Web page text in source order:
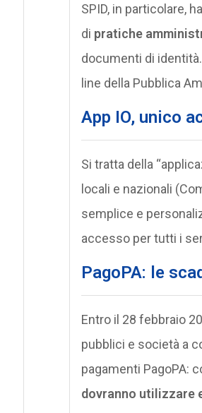
SPID, in particolare,
di pratiche
documenti di
line della Pubblica
App IO, unico
Si tratta della
locali e nazionali
semplice e
accesso per tutti i
PagoPA: le
Entro il 28 febbraio
pubblici e società a
pagamenti PagoPA:
dovranno utilizzare